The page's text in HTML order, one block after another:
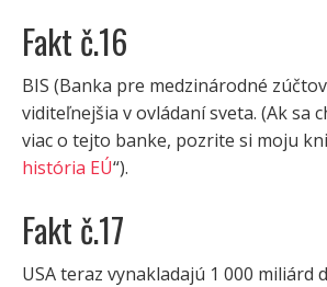
Fakt č.16
BIS (Banka pre medzinárodné
viditeľnejšia v ovládaní sveta. (Ak sa
viac o tejto banke, pozrite si moju
história EÚ“).
Fakt č.17
USA teraz vynakladajú 1 000 miliárd